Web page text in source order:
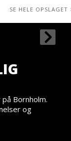
SE HELE OPSLAGET
Bornholm.
og